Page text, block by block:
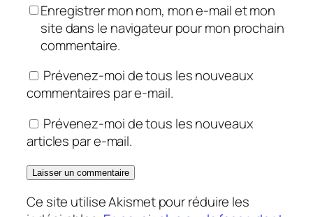
Enregistrer mon nom, mon e-mail et mon
site dans le navigateur pour mon prochain
commentaire.
Prévenez-moi de tous les nouveaux
commentaires par e-mail.
Prévenez-moi de tous les nouveaux
articles par e-mail.
Ce site utilise Akismet pour réduire les